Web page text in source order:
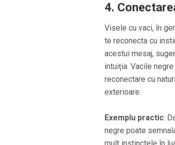
4.
Visele cu vaci, în
te reconecta cu
acestui mesaj,
intuiția. Vacile
reconectare cu
exterioare.
Exemplu practic:
negre poate